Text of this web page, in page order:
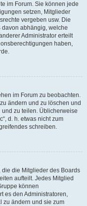
im Forum. Sie können jede
setzen, Mitglieder
vergeben usw. Die
davon abhängig, welche
Administrator erteilt
haben,
im Forum zu beobachten.
ändern und zu löschen und
zu teilen. Üblicherweise
d. h. etwas nicht zum
schreiben.
die Mitglieder des Boards
aufteilt. Jedes Mitglied
können
es den Administratoren,
zu ändern und sie zum